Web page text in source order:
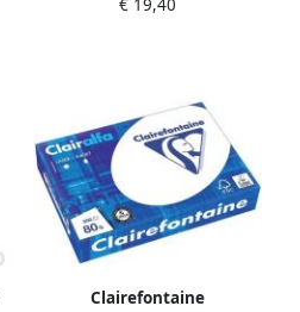
pak van 500 vel
€ 19,40
Clairefontaine